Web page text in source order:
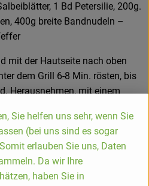
1 Bd Petersilie, 200g.
400g breite Bandnudeln –
mit der Hautseite nach oben
dem Grill 6-8 Min. rösten, bis
Herausnehmen, mit einem
putzen, auf gleiche Größe wie
Tomaten in Öl würfeln, wie
entkernen, kleinschneiden.
hacken ,in einem El Öl
dazupressen.
Sie helfen uns sehr, wenn Sie
(bei uns sind es sogar
erlauben Sie uns, Daten
Da wir Ihre
haben Sie in